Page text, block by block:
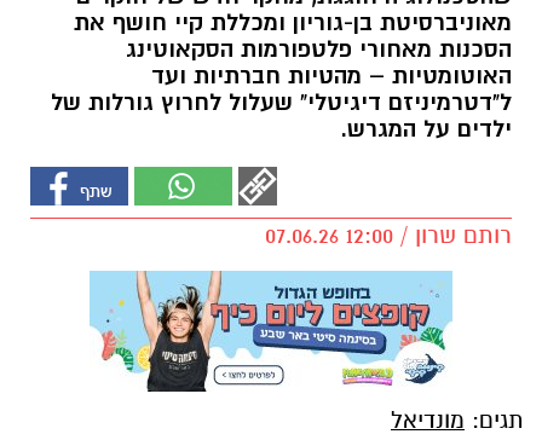
מאוניברסיטת בן-גוריון ומכללת קיי חושף את
הסכנות מאחורי פלטפורמות הסקאוטינג
האוטומטיות – מהטיות חברתיות ועד
ל"דטרמיניזם דיגיטלי" שעלול לחרוץ גורלות של
ילדים על המגרש.
רותם שרון / 12:00 07.06.26
תגים: מונדיאל